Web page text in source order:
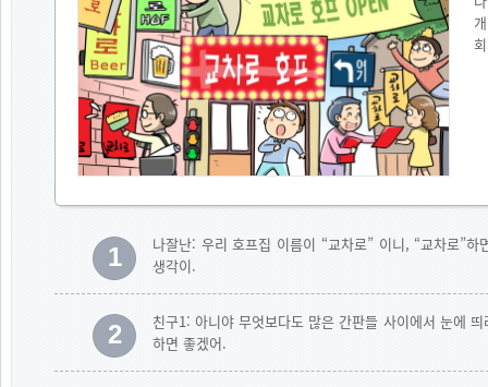
1
나잘난: 우리 호프집 이름이 “교차로” 이니, “교차로”
생각이.
2
친구1: 아니야 무엇보다도 많은 간판들 사이에서 눈에
하면 좋겠어.